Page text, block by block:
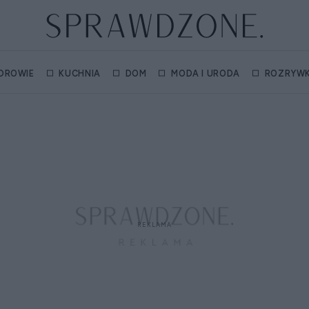
KUCHNIA DOM MODA I URODA